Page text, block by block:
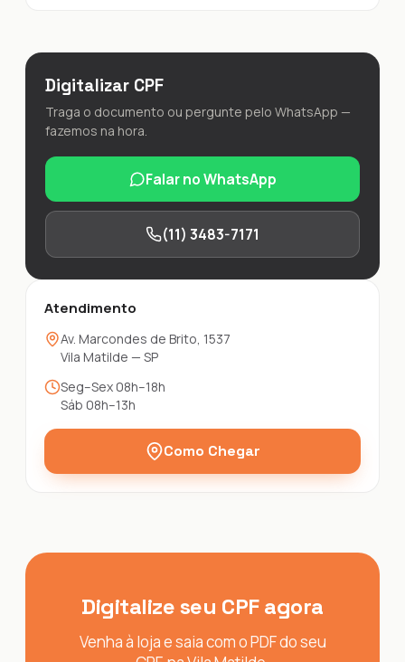
Digitalizar CPF
Traga o documento ou pergunte pelo WhatsApp —
fazemos na hora.
Falar no WhatsApp
(11) 3483-7171
Atendimento
Av. Marcondes de Brito, 1537
Vila Matilde — SP
Seg–Sex 08h–18h
Sáb 08h–13h
Como Chegar
Digitalize seu CPF agora
Venha à loja e saia com o PDF do seu